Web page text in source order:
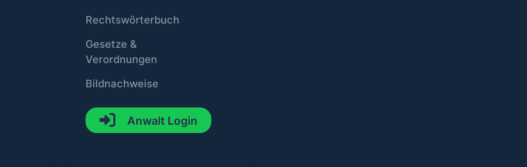
Rechtswörterbuch
Gesetze &
Verordnungen
Bildnachweise
Anwalt Login